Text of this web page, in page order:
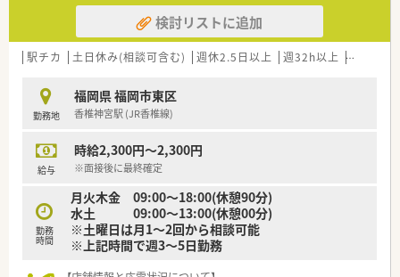
＜働きやすい職場環境＞
■社員の定着率が非常に高く、特に福岡では評判のよい会社で
す。
の多さが社員の定着と働きやすさに繋がっています。
■産育休の実績、復帰率も高く、女性でも管理薬剤師やマネージ
ャーで活躍されている方もいらっしゃいます。
に対する希望を人事に反映させております。
■認定薬剤師の取得に関してはeラーニングを活用。会社から1
万円の補助がございます。
■自己目標シートを導入。半期ごとに面談を通して摺り合わせ
を実施。
検討リストに追加
駅チカ 土日休み(相談可含む) 週休2.5日以上 週32h以上 ブランク
勤務地
福岡県 福岡市東区
香椎神宮駅 (JR香椎線)
給与
時給2,300円～2,300円
※面接後に最終確定
勤務
時間
月火木金 09:00～18:00(休憩90分)
水土 09:00～13:00(休憩00分)
※土曜日は月1～2回から相談可能
※上記時間で週3～5日勤務